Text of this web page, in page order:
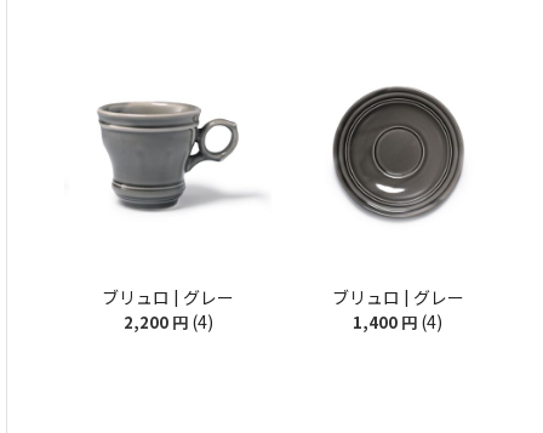
ブリュロ | グレー
2,200 円 (4)
ブリュロ | グレー
1,400 円 (4)